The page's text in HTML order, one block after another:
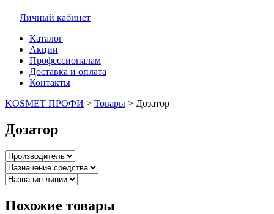
Личный кабинет
Каталог
Акции
Профессионалам
Доставка и оплата
Контакты
KOSMET ПРОФИ > Товары > Дозатор
Дозатор
Похожие товары